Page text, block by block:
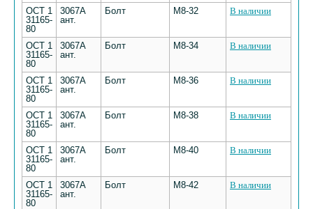
ОСТ 1
31165-
80
3067А
ант.
Болт М8-32 В наличии
ОСТ 1
31165-
80
3067А
ант.
Болт М8-34 В наличии
ОСТ 1
31165-
80
3067А
ант.
Болт М8-36 В наличии
ОСТ 1
31165-
80
3067А
ант.
Болт М8-38 В наличии
ОСТ 1
31165-
80
3067А
ант.
Болт М8-40 В наличии
ОСТ 1
31165-
80
3067А
ант.
Болт М8-42 В наличии